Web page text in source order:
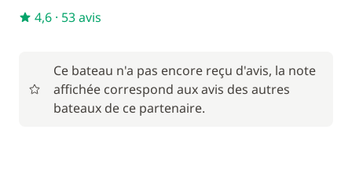
4,6 · 53 avis
Ce bateau n'a pas encore reçu d'avis, la note
affichée correspond aux avis des autres
bateaux de ce partenaire.